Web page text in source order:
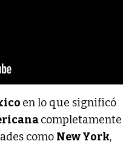
en lo que significó
completamente
como New York,